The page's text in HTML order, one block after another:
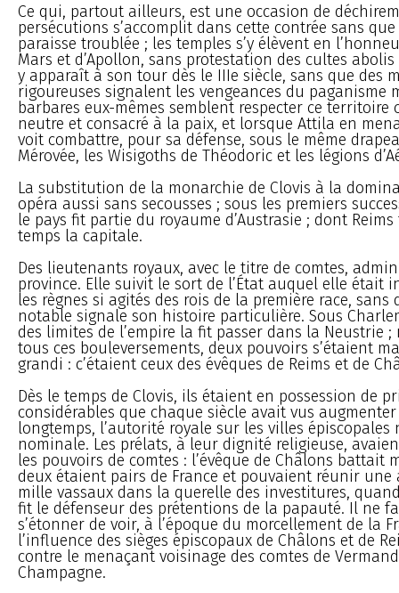
Ce qui, partout ailleurs, est une occasion de
persécutions s’accomplit dans cette contrée sans
paraisse troublée ; les temples s’y élèvent en
Mars et d’Apollon, sans protestation des cultes
y apparaît à son tour dès le IIIe siècle, sans que des
rigoureuses signalent les vengeances du paganisme
barbares eux-mêmes semblent respecter ce
neutre et consacré à la paix, et lorsque Attila en
voit combattre, pour sa défense, sous le même
Mérovée, les Wisigoths de Théodoric et les légions
La substitution de la monarchie de Clovis à la
opéra aussi sans secousses ; sous les premiers
le pays fit partie du royaume d’Austrasie ; dont
temps la capitale.
Des lieutenants royaux, avec le titre de comtes,
province. Elle suivit le sort de l’État auquel elle était
les règnes si agités des rois de la première race, sans
notable signale son histoire particulière. Sous
des limites de l’empire la fit passer dans la Neustrie
tous ces bouleversements, deux pouvoirs s’étaient
grandi : c’étaient ceux des évêques de Reims et de
Dès le temps de Clovis, ils étaient en possession de
considérables que chaque siècle avait vus
longtemps, l’autorité royale sur les villes épiscopales
nominale. Les prélats, à leur dignité religieuse,
les pouvoirs de comtes : l’évêque de Châlons battait
deux étaient pairs de France et pouvaient réunir une
mille vassaux dans la querelle des investitures,
fit le défenseur des prétentions de la papauté. Il ne
s’étonner de voir, à l’époque du morcellement de la
l’influence des sièges épiscopaux de Châlons et de
contre le menaçant voisinage des comtes de
Champagne.